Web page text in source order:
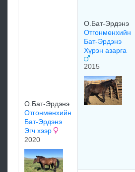
О.Бат-Эрдэнэ
Отгонмөнхийн
Бат-Эрдэнэ
Эгч хээр
2020
О.Бат-Эрдэнэ
Отгонмөнхийн
Бат-Эрдэнэ
Хүрэн азарга
2015